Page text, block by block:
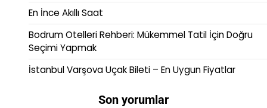
En İnce Akıllı Saat
Bodrum Otelleri Rehberi: Mükemmel Tatil İçin Doğru
Seçimi Yapmak
İstanbul Varşova Uçak Bileti – En Uygun Fiyatlar
Son yorumlar